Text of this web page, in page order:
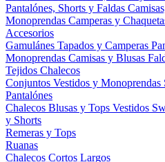
Pantalónes, Shorts y Faldas
Monoprendas Camperas y
Accesorios
Gamulánes Tapados y Camperas
Monoprendas Camisas y Blusas
Tejidos Chalecos
Conjuntos Vestidos y Monoprendas
Pantalónes
Chalecos Blusas y Tops Vestidos
y Shorts
Remeras y Tops
Ruanas
Chalecos Cortos Largos